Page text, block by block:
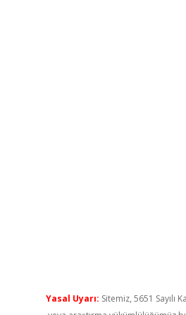
Yasal Uyarı: Sitemiz, 5651